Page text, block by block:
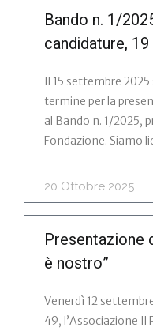
Bando n. 1/
candidature,
Il 15 settembre
termine per la
al Bando n. 1/2025,
Fondazione. Siamo
20 Ottobre 2025
Presentazione
è nostro”
Venerdì 12
49, l’Associazione Il